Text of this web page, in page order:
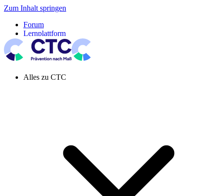
Zum Inhalt springen
Forum
Lernplattform
Pressespiegel
Newsletter
Systemeinstellung aktiv
Alles zu CTC